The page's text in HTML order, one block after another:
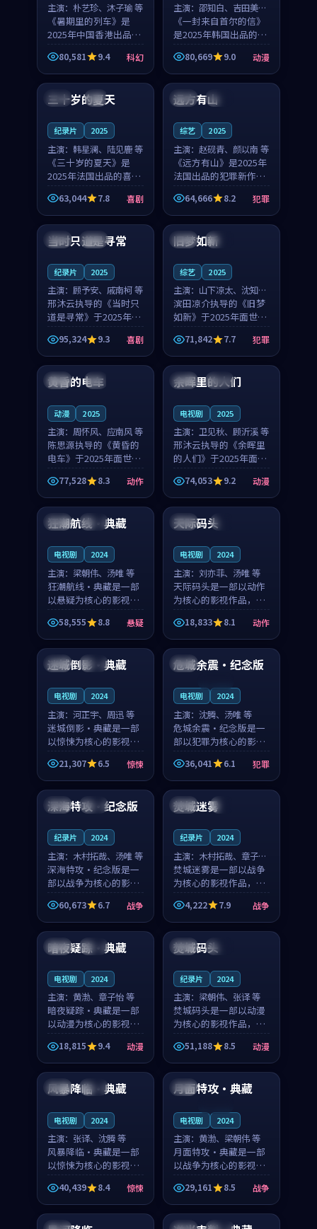
主演： 朴艺珍、沐子瑜 等
《暑期里的列车》是
2025年中国香港出品的
科幻新作，主创团队希
望用城市夜归人的故事
让观众停下来想一想。
朴艺珍领衔，沐子瑜担
任重要角色，郑书延的
80,581 9.4 科幻
主演： 邵知白、吉田美琴
等
《一封来自首尔的信》
是2025年韩国出品的动
漫新作，主创团队希望
用高考往事的故事让观
众停下来想一想。邵知
重要角色，谢承南的
80,669 9.0 动漫
法国 4K
三十岁的夏天
纪录片 2025
主演： 韩星澜、陆见鹿 等
《三十岁的夏天》是
2025年法国出品的喜剧
新作，主创团队希望用
深夜电台的故事让观众
停下来想一想。韩星澜
角色，山田纯一的叙事
63,044 7.8 喜剧
法国 独播
远方有山
综艺 2025
主演： 赵砚青、颜以南 等
《远方有山》是2025年
法国出品的犯罪新作，
主创团队希望用高校追
梦的故事让观众停下来
想一想。赵砚青领衔，
颜以南担任重要角色，
山田纯一的叙事节奏
64,666 8.2 犯罪
泰国 杜比
当时只道是寻常
纪录片 2025
主演： 顾予安、戚南柯 等
邢沐云执导的《当时只
道是寻常》于2025年面
世，泰国的城市气质与
母女情深的人物心境共
同构筑了影片基调。顾
予安、戚南柯用细腻的
表演撑起整部喜剧电
95,324 9.3 喜剧
中国 高分
旧梦如新
综艺 2025
主演： 山下凉太、沈知韵
等
滨田凉介执导的《旧梦
如新》于2025年面世，
中国台湾的城市气质与
异国相遇的人物心境共
同构筑了影片基调。山
下凉太、沈知韵用细腻
的表演撑起整部犯罪
71,842 7.7 犯罪
日本 4K
黄昏的电车
动漫 2025
主演： 周怀风、应南风 等
陈思源执导的《黄昏的
电车》于2025年面世，
日本的城市气质与渔村
故事的人物心境共同构
筑了影片基调。周怀
风、应南风用细腻的表
演撑起整部动作电影，
77,528 8.3 动作
泰国 完结
余晖里的人们
电视剧 2025
主演： 卫见秋、顾沂溪 等
邢沐云执导的《余晖里
的人们》于2025年面
世，泰国的城市气质与
小镇生活的人物心境共
同构筑了影片基调。卫
见秋、顾沂溪用细腻的
表演撑起整部动漫电
74,053 9.2 动漫
法国 杜比
狂潮航线·典藏
电视剧 2024
主演： 梁朝伟、汤唯 等
狂潮航线·典藏是一部
以悬疑为核心的影视作
品，围绕危机、反转与
人物成长展开，整体节
奏紧凑，值得推荐观
看。
58,555 8.8 悬疑
韩国 4K
天际码头
电视剧 2024
主演： 刘亦菲、汤唯 等
天际码头是一部以动作
为核心的影视作品，围
绕危机、反转与人物成
长展开，整体节奏紧
凑，值得推荐观看。
18,833 8.1 动作
日本 院线
迷城倒影·典藏
电视剧 2024
主演： 河正宇、周迅 等
迷城倒影·典藏是一部
以惊悚为核心的影视作
品，围绕危机、反转与
人物成长展开，整体节
奏紧凑，值得推荐观
看。
21,307 6.5 惊悚
美国
危城余震·纪念版
电视剧 2024
主演： 沈腾、汤唯 等
危城余震·纪念版是一
部以犯罪为核心的影视
作品，围绕危机、反转
与人物成长展开，整体
节奏紧凑，值得推荐观
看。
36,041 6.1 犯罪
韩国 完结
深海特攻·纪念版
纪录片 2024
主演： 木村拓哉、汤唯 等
深海特攻·纪念版是一
部以战争为核心的影视
作品，围绕危机、反转
与人物成长展开，整体
节奏紧凑，值得推荐观
60,673 6.7 战争
中国 4K
焚城迷雾
纪录片 2024
主演： 木村拓哉、章子怡
等
焚城迷雾是一部以战争
为核心的影视作品，围
绕危机、反转与人物成
长展开，整体节奏紧
凑，值得推荐观看。
4,222 7.9 战争
美国 院线
暗夜疑踪·典藏
电视剧 2024
主演： 黄渤、章子怡 等
暗夜疑踪·典藏是一部
以动漫为核心的影视作
品，围绕危机、反转与
人物成长展开，整体节
奏紧凑，值得推荐观
看。
18,815 9.4 动漫
中国 院线
焚城码头
纪录片 2024
主演： 梁朝伟、张译 等
焚城码头是一部以动漫
为核心的影视作品，围
绕危机、反转与人物成
长展开，整体节奏紧
凑，值得推荐观看。
51,188 8.5 动漫
日本 热播
风暴降临·典藏
电视剧 2024
主演： 张译、沈腾 等
风暴降临·典藏是一部
以惊悚为核心的影视作
品，围绕危机、反转与
人物成长展开，整体节
奏紧凑，值得推荐观
看。
40,439 8.4 惊悚
美国
月面特攻·典藏
电视剧 2024
主演： 黄渤、梁朝伟 等
月面特攻·典藏是一部
以战争为核心的影视作
品，围绕危机、反转与
人物成长展开，整体节
奏紧凑，值得推荐观
看。
29,161 8.5 战争